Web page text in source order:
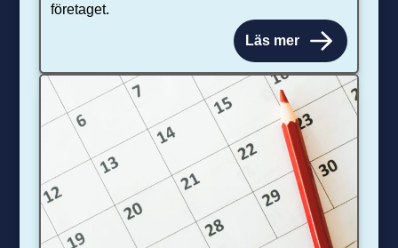
företaget.
Läs mer